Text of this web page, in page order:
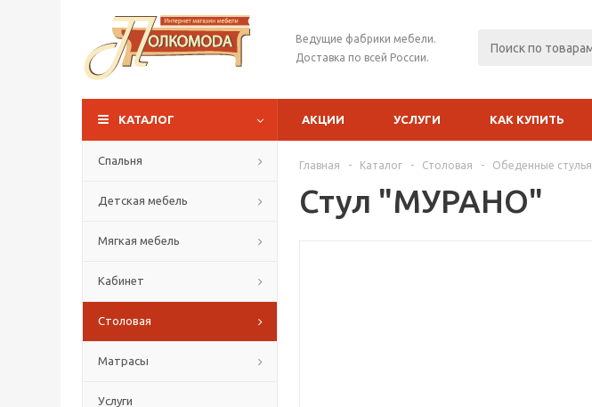
Ведущие фабрики мебели.
Доставка по всей России.
КАТАЛОГ АКЦИИ УСЛУГИ КАК КУПИТЬ
Спальня
Детская мебель
Мягкая мебель
Кабинет
Столовая
Матрасы
Услуги
Главная - Каталог - Столовая - Обеденные стулья
Стул "МУРАНО"